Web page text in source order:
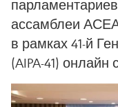
ассамблеи
в рамках 41-й
(AIPA-41) онлайн